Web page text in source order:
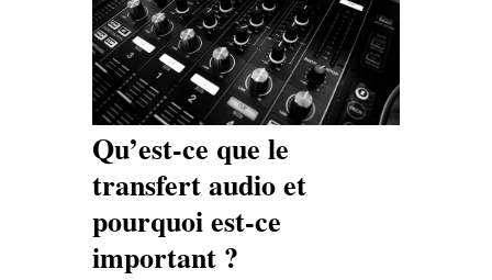
Qu’est-ce que le
transfert audio et
pourquoi est-ce
important ?